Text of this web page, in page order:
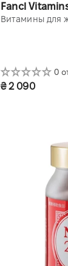
Fancl
Витамины для
0
₴ 2 090